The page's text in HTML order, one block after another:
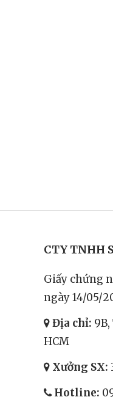
CTY TNHH
Giấy chứng
ngày 14/05/
Địa chỉ:
HCM
Xưởng SX:
Hotline: